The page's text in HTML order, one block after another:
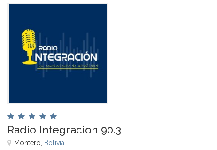
Radio Integracion 90.3
Montero, Bolivia